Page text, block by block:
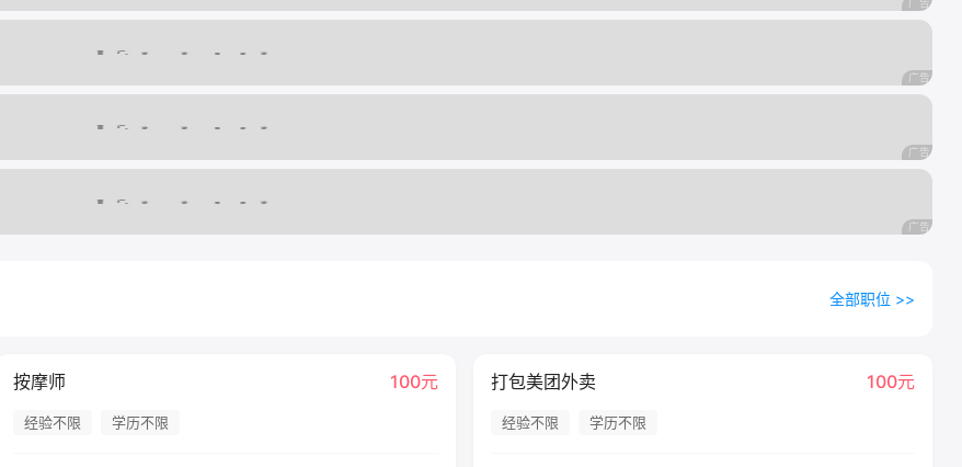
全部职位 >>
按摩师 100元
经验不限 学历不限
打包美团外卖 100元
经验不限 学历不限